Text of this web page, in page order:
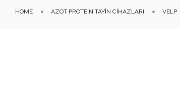
HOME AZOT PROTEIN TAYIN CIHAZLARI VELP